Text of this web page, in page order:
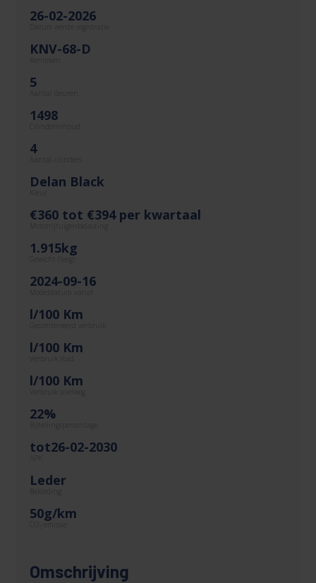
26-02-2026
Datum eerste registratie
KNV-68-D
5
1498
4
Delan Black
€360 tot €394 per kwartaal
Motorrijtuigenbelasting
1.915kg
Gewicht (leeg)
2024-09-16
l/100 Km
l/100 Km
l/100 Km
Verbruik snelweg
22%
Bijtellingspercentage
tot26-02-2030
Leder
Bekleding
50g/km
Omschrijving